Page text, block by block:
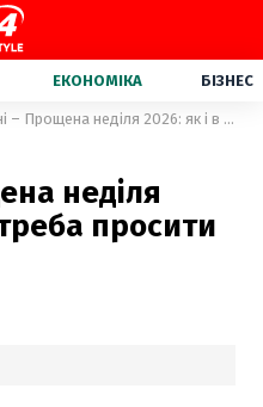
ЕКОНОМІКА БІЗНЕС
Сьогодні – Прощена неділя 2026: як і в кого треба просити вибачення
неділя
просити